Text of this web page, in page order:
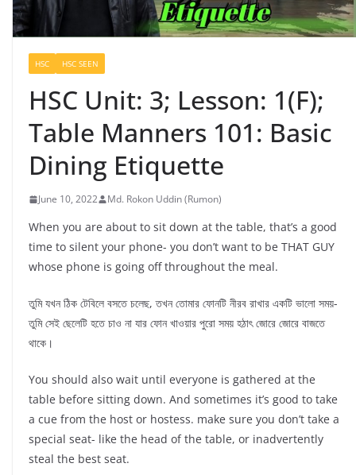
HSC HSC SEEN
HSC Unit: 3; Lesson: 1(F);
Table Manners 101: Basic
Dining Etiquette
June 10, 2022 Md. Rokon Uddin (Rumon)
When you are about to sit down at the table, that’s a good
time to silent your phone- you don’t want to be THAT GUY
whose phone is going off throughout the meal.
তুমি যখন ঠিক টেবিলে বসতে চলেছ, তখন তোমার ফোনটি নীরব রাখার একটি ভালো সময়-
তুমি সেই ছেলেটি হতে চাও না যার ফোন খাওয়ার পুরো সময় হঠাৎ জোরে জোরে বাজতে
থাকে।
You should also wait until everyone is gathered at the
table before sitting down. And sometimes it’s good to take
a cue from the host or hostess. make sure you don’t take a
special seat- like the head of the table, or inadvertently
steal the best seat.